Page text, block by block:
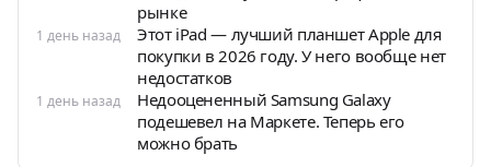
рынке
1 день назад
Этот iPad — лучший планшет Apple для
покупки в 2026 году. У него вообще нет
недостатков
1 день назад
Недооцененный Samsung Galaxy
подешевел на Маркете. Теперь его
можно брать